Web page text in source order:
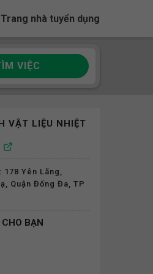
Trang nhà tuyển dụng
VIỆC
VẬT LIỆU NHIỆT
Yên Lãng,
Quận Đống Đa, TP
BẠN